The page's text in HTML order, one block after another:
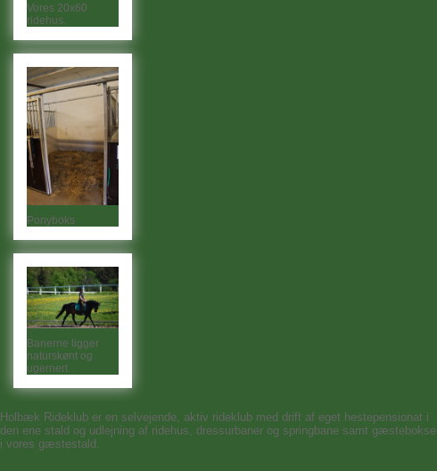
Vores 20x60
ridehus.
Ponyboks
Banerne ligger
naturskønt og
ugernert.
Holbæk Rideklub er en selvejende, aktiv rideklub med drift af eget hestepensionat i
den ene stald og udlejning af ridehus, dressurbaner og springbane samt gæstebokse
i vores gæstestald.